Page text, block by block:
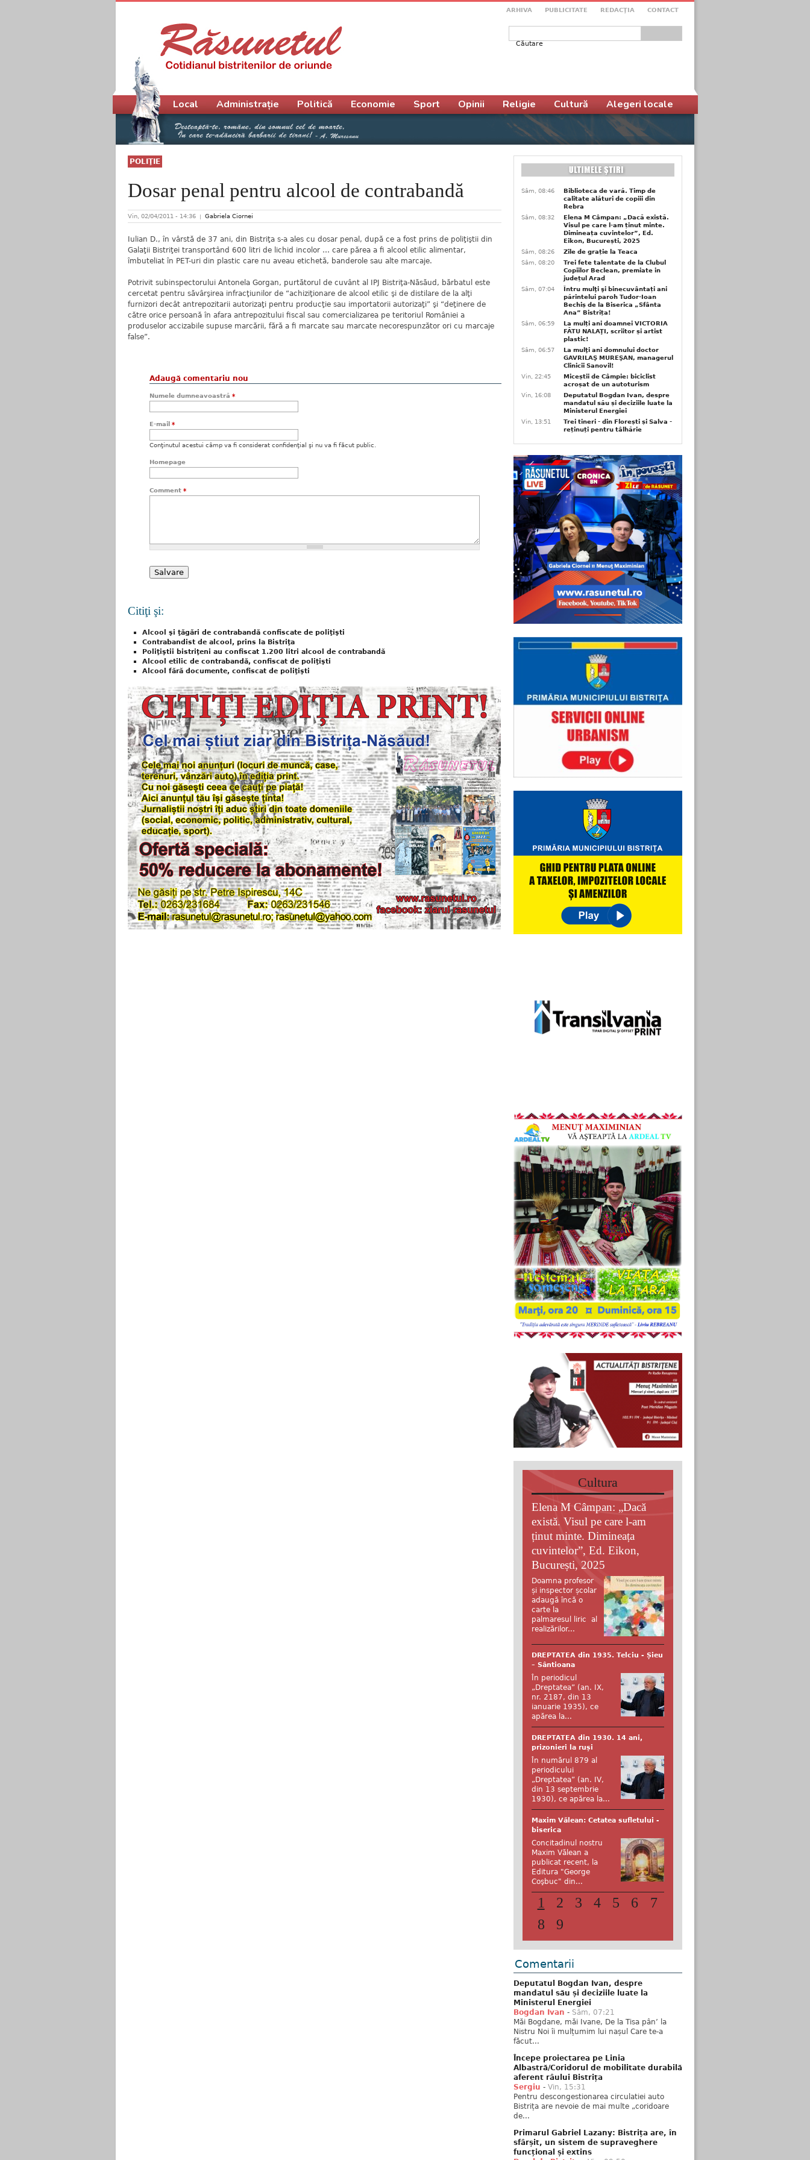
ARHIVA PUBLICITATE REDACŢIA CONTACT
Formular de căutare
POLIŢIE
Dosar penal pentru alcool de contrabandă
Vin, 02/04/2011 - 14:36 Gabriela Ciornei
Iulian D., în vârstă de 37 ani, din Bistriţa s-a ales cu dosar penal, după ce a fost prins de poliţiştii din
Galaţii Bistriţei transportând 600 litri de lichid incolor … care părea a fi alcool etilic alimentar,
îmbuteliat în PET-uri din plastic care nu aveau etichetă, banderole sau alte marcaje.
Potrivit subinspectorului Antonela Gorgan, purtătorul de cuvânt al IPJ Bistriţa-Năsăud, bărbatul este
cercetat pentru săvârşirea infracţiunilor de “achiziţionare de alcool etilic şi de distilare de la alţi
furnizori decât antrepozitarii autorizaţi pentru producţie sau importatorii autorizaţi” şi “deţinere de
către orice persoană în afara antrepozitului fiscal sau comercializarea pe teritoriul României a
produselor accizabile supuse marcării, fără a fi marcate sau marcate necorespunzător ori cu marcaje
false”.
Adaugă comentariu nou
Numele dumneavoastră *
E-mail *
Conţinutul acestui câmp va fi considerat confidenţial şi nu va fi făcut public.
Homepage
Comment *
Citiţi şi:
Alcool şi ţăgări de contrabandă confiscate de poliţişti
Contrabandist de alcool, prins la Bistriţa
Poliţiştii bistriţeni au confiscat 1.200 litri alcool de contrabandă
Alcool etilic de contrabandă, confiscat de poliţişti
Alcool fără documente, confiscat de poliţişti
Meniu principal
Local Administrație Politică Economie Sport Opinii Religie Cultură Alegeri locale
Sâm, 08:46
Biblioteca de vară. Timp de
calitate alături de copiii din
Rebra
Sâm, 08:32
Elena M Câmpan: „Dacă există.
Visul pe care l-am ținut minte.
Dimineața cuvintelor”, Ed.
Eikon, București, 2025
Sâm, 08:26
Zile de grație la Teaca
Sâm, 08:20
Trei fete talentate de la Clubul
Copiilor Beclean, premiate in
județul Arad
Sâm, 07:04
Întru mulţi şi binecuvântați ani
părintelui paroh Tudor-Ioan
Bechiș de la Biserica „Sfânta
Ana” Bistrița!
Sâm, 06:59
La mulți ani doamnei VICTORIA
FĂTU NALAŢI, scriitor și artist
plastic!
Sâm, 06:57
La mulţi ani domnului doctor
GAVRILAŞ MUREŞAN, managerul
Clinicii Sanovil!
Vin, 22:45
Miceștii de Câmpie: biciclist
acroșat de un autoturism
Vin, 16:08
Deputatul Bogdan Ivan, despre
mandatul său și deciziile luate la
Ministerul Energiei
Vin, 13:51
Trei tineri - din Florești și Salva -
reținuți pentru tâlhărie
Cultura
Elena M Câmpan: „Dacă
există. Visul pe care l-am
ținut minte. Dimineața
cuvintelor”, Ed. Eikon,
București, 2025
Doamna profesor
și inspector școlar
adaugă încă o
carte la
palmaresul liric al
realizărilor...
DREPTATEA din 1935. Telciu - Șieu
– Sântioana
În periodicul
„Dreptatea” (an. IX,
nr. 2187, din 13
ianuarie 1935), ce
apărea la...
DREPTATEA din 1930. 14 ani,
prizonieri la ruși
În numărul 879 al
periodicului
„Dreptatea” (an. IV,
din 13 septembrie
1930), ce apărea la...
Maxim Vălean: Cetatea sufletului -
biserica
Concitadinul nostru
Maxim Vălean a
publicat recent, la
Editura "George
Coşbuc" din...
1 2 3 4 5 6
7
8
9
Comentarii
Deputatul Bogdan Ivan, despre
mandatul său și deciziile luate la
Ministerul Energiei
Bogdan Ivan - Sâm, 07:21
Măi Bogdane, măi Ivane, De la Tisa pân’ la
Nistru Noi îi mulțumim lui nașul Care te-a
făcut...
Începe proiectarea pe Linia
Albastră/Coridorul de mobilitate durabilă
aferent râului Bistrița
Sergiu - Vin, 15:31
Pentru descongestionarea circulatiei auto
Bistrița are nevoie de mai multe „coridoare
de...
Primarul Gabriel Lazany: Bistrița are, în
sfârșit, un sistem de supraveghere
funcțional și extins